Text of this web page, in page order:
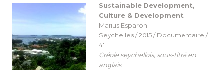
Sustainable Development,
Culture & Development
Marius Esparon
Seychelles / 2015 / Documentaire /
4′
Créole seychellois, sous-titré en
anglais